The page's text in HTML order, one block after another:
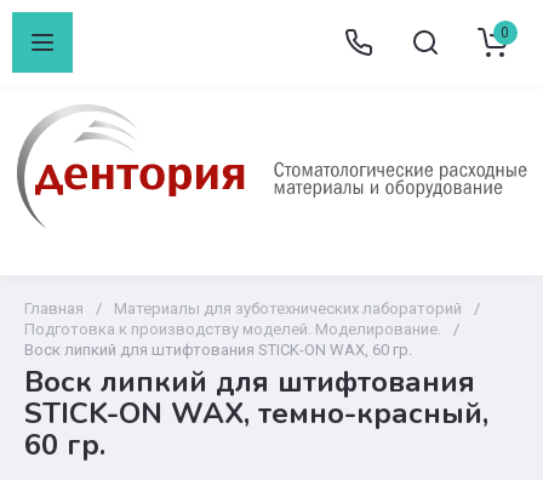
0
Главная / Материалы для зуботехнических лабораторий
/
Подготовка к производству моделей. Моделирование.
/
Воск липкий для штифтования STICK-ON WAX, 60 гр.
Воск липкий для штифтования
STICK-ON WAX, темно-красный,
60 гр.